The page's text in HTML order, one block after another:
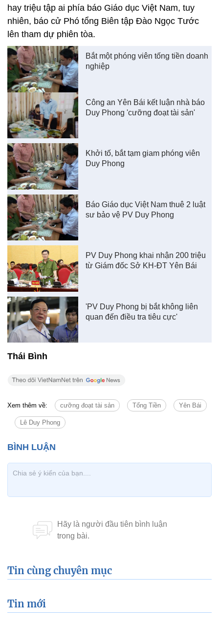
hay triệu tập ai phía báo Giáo dục Việt Nam, tuy
nhiên, báo cử Phó tổng Biên tập Đào Ngọc Tước
lên tham dự phiên tòa.
Bắt một phóng viên tống tiền doanh
nghiệp
Công an Yên Bái kết luận nhà báo
Duy Phong 'cưỡng đoạt tài sản'
Khởi tố, bắt tạm giam phóng viên
Duy Phong
Báo Giáo dục Việt Nam thuê 2 luật
sư bảo vệ PV Duy Phong
PV Duy Phong khai nhận 200 triệu
từ Giám đốc Sở KH-ĐT Yên Bái
'PV Duy Phong bị bắt không liên
quan đến điều tra tiêu cực'
Thái Bình
Xem thêm về: cưỡng đoạt tài sản Tống Tiền Yên Bái
Lê Duy Phong
Tin cùng chuyên mục
Tin mới